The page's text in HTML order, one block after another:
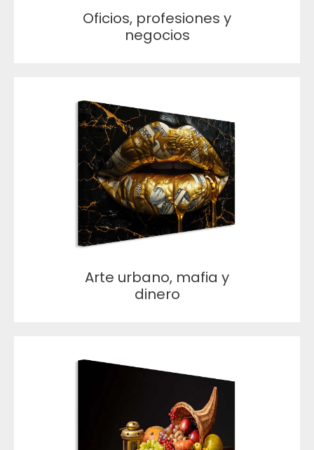
Oficios, profesiones y
negocios
Arte urbano, mafia y
dinero